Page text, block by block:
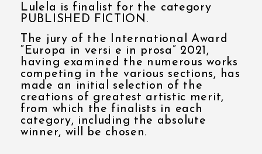
Lulela is finalist for the category
PUBLISHED FICTION.
The jury of the International Award
“Europa in versi e in prosa” 2021,
having examined the numerous works
competing in the various sections, has
made an initial selection of the
creations of greatest artistic merit,
from which the finalists in each
category, including the absolute
winner, will be chosen.